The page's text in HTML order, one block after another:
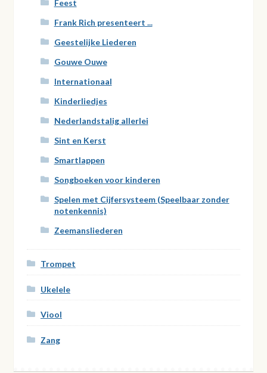
Feest
Frank Rich presenteert ...
Geestelijke Liederen
Gouwe Ouwe
Internationaal
Kinderliedjes
Nederlandstalig allerlei
Sint en Kerst
Smartlappen
Songboeken voor kinderen
Spelen met Cijfersysteem (Speelbaar zonder
notenkennis)
Zeemansliederen
Trompet
Ukelele
Viool
Zang